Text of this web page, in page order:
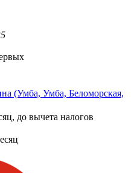
(Умба, Умба, Беломорская,
до вычета налогов